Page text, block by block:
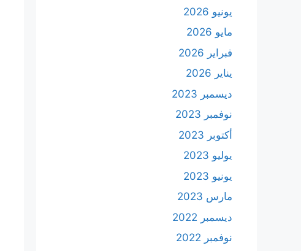
يونيو 2026
مايو 2026
فبراير 2026
يناير 2026
ديسمبر 2023
نوفمبر 2023
أكتوبر 2023
يوليو 2023
يونيو 2023
مارس 2023
ديسمبر 2022
نوفمبر 2022